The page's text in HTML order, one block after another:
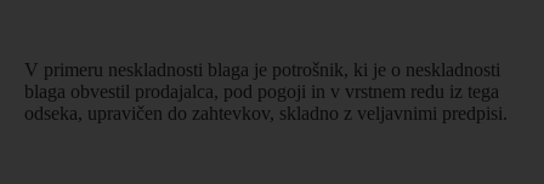
V primeru neskladnosti blaga je potrošnik, ki je o neskladnosti
blaga obvestil prodajalca, pod pogoji in v vrstnem redu iz tega
odseka, upravičen do zahtevkov, skladno z veljavnimi predpisi.